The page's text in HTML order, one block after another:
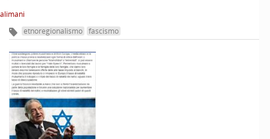
etnoregionalismo fascismo